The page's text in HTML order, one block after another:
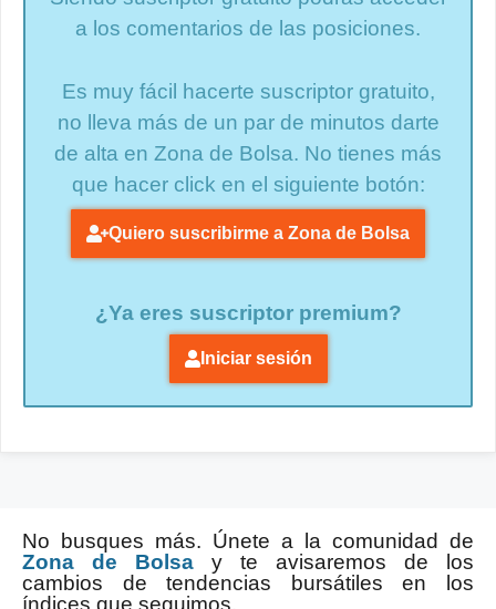
a los comentarios de las posiciones.
Es muy fácil hacerte suscriptor gratuito,
no lleva más de un par de minutos darte
de alta en Zona de Bolsa. No tienes más
que hacer click en el siguiente botón:
Quiero suscribirme a Zona de Bolsa
¿Ya eres suscriptor premium?
Iniciar sesión
No busques más. Únete a la comunidad de
Zona de Bolsa y te avisaremos de los
cambios de tendencias bursátiles en los
índices que seguimos.